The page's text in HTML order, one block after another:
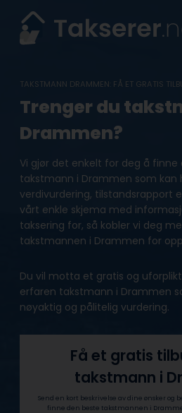
content
TAKSTMANN DRAMMEN: FÅ ET GRATIS
Trenger du
Drammen?
Vi gjør det enkelt for deg å finne
takstmann i Drammen som kan
verdivurdering, tilstandsrapport
vårt enkle skjema med
taksering for, så kobler vi deg
takstmannen i Drammen for
Du vil motta et gratis og
erfaren takstmann i Drammen
nøyaktig og pålitelig vurdering.
Få et gratis
takstmann i
Send en kort beskrivelse av dine ønsker og
finne den beste takstmannen i